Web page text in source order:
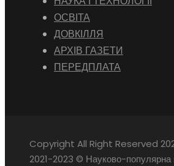
ОСВІТА
ДОВКІЛЛЯ
АРХІВ ГАЗЕТИ
ПЕРЕДПЛАТА
Copyright All Right Reserved
2021-2023 © Науково-популярна